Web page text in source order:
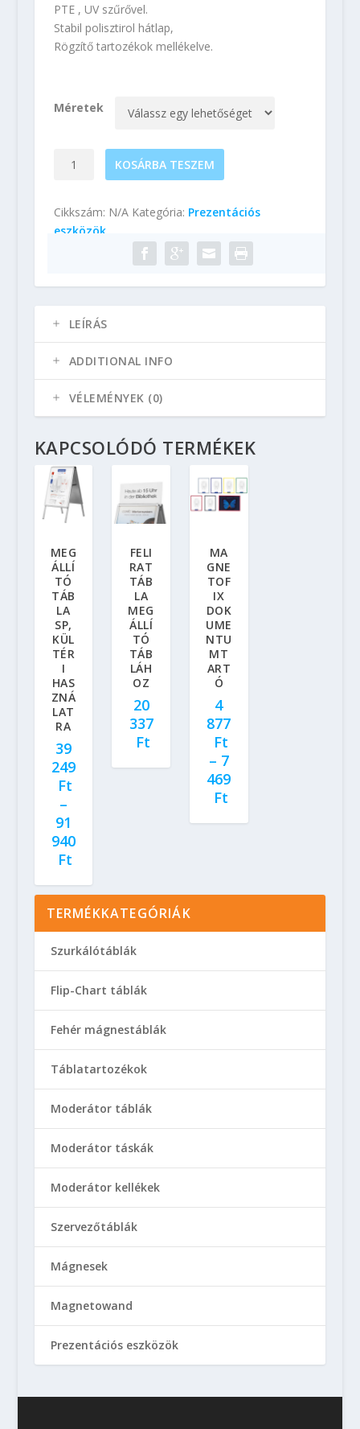
PTE , UV szűrővel.
Stabil polisztirol hátlap,
Rögzítő tartozékok mellékelve.
Méretek
Pattintható
-
beltéri
KOSÁRBA TESZEM
Cikkszám: N/A Kategória: Prezentációs
eszközök
LEÍRÁS
ADDITIONAL INFO
VÉLEMÉNYEK (0)
KAPCSOLÓDÓ TERMÉKEK
MEG
ÁLLÍ
TÓ
TÁB
LA
SP,
KÜL
TÉR
I
HAS
ZNÁ
LAT
RA
39
249
Ft
–
91
940
Ft
FELI
RAT
TÁB
LA
MEG
ÁLLÍ
TÓ
TÁB
LÁH
OZ
20
337
Ft
MA
GNE
TOF
IX
DOK
UME
NTU
MT
ART
Ó
4
877
Ft
– 7
469
Ft
TERMÉKKATEGÓRIÁK
Szurkálótáblák
Flip-Chart táblák
Fehér mágnestáblák
Táblatartozékok
Moderátor táblák
Moderátor táskák
Moderátor kellékek
Szervezőtáblák
Mágnesek
Magnetowand
Prezentációs eszközök